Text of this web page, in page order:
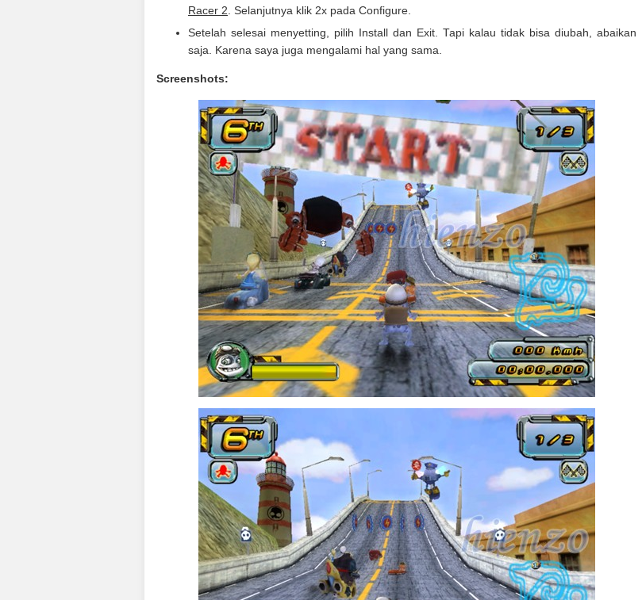
Racer 2. Selanjutnya klik 2x pada Configure.
Setelah selesai menyetting, pilih Install dan Exit. Tapi kalau tidak bisa diubah, abaikan
saja. Karena saya juga mengalami hal yang sama.
Screenshots: